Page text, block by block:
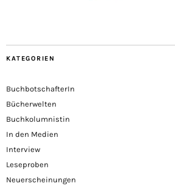
KATEGORIEN
BuchbotschafterIn
Bücherwelten
Buchkolumnistin
In den Medien
Interview
Leseproben
Neuerscheinungen